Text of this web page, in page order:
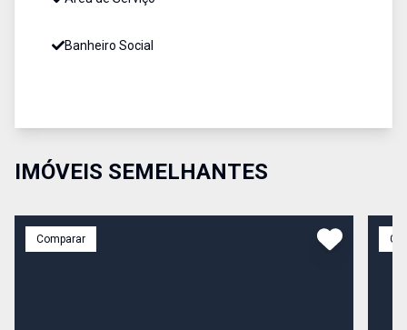
Banheiro Social
IMÓVEIS SEMELHANTES
Comparar